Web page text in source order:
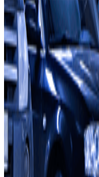
*Ao subscrever, aceita a
comunicações comerciais da
pode cancelar a sua
newsletter.
Sobre a Parclick
Quem somos
Como funciona
Os nossos parques de
Vamos colaborar?
Profissionais
Fornecedor de
Afiliados